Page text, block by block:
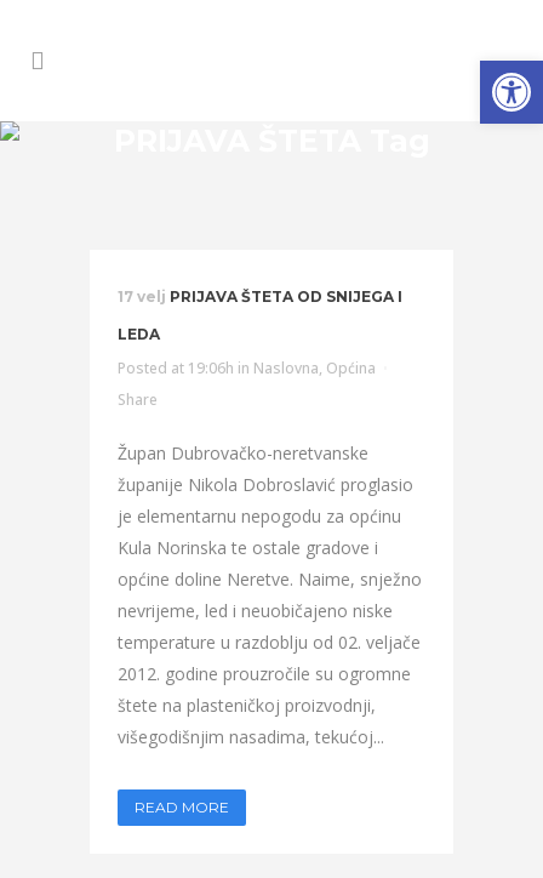
17 velj PRIJAVA ŠTETA OD SNIJEGA I
LEDA
Posted at 19:06h in Naslovna, Općina
Share
Župan Dubrovačko-neretvanske
županije Nikola Dobroslavić proglasio
je elementarnu nepogodu za općinu
Kula Norinska te ostale gradove i
općine doline Neretve. Naime, snježno
nevrijeme, led i neuobičajeno niske
temperature u razdoblju od 02. veljače
2012. godine prouzročile su ogromne
štete na plasteničkoj proizvodnji,
višegodišnjim nasadima, tekućoj...
READ MORE